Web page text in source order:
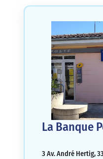
La Banque
3 Av. André Hertig,